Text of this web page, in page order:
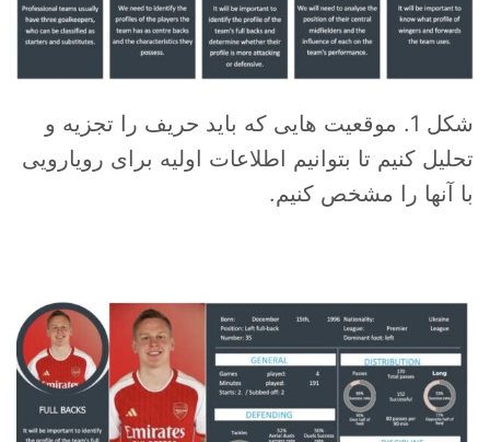
شکل 1. موقعیت هایی که باید حریف را تجزیه و
تحلیل کنیم تا بتوانیم اطلاعات اولیه برای رویارویی
با آنها را مشخص کنیم.